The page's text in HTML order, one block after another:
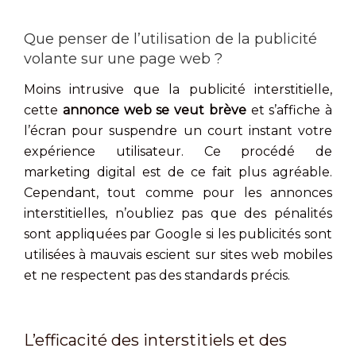
Que penser de l’utilisation de la publicité
volante sur une page web ?
Moins intrusive que la publicité interstitielle,
cette annonce web se veut brèveet s’affiche à
l’écran pour suspendre un court instant votre
expérience utilisateur. Ce procédé de
marketing digital est de ce fait plus agréable.
Cependant, tout comme pour les annonces
interstitielles, n’oubliez pas que des pénalités
sont appliquées par Google si les publicités sont
utilisées à mauvais escient sur sites web mobiles
et ne respectent pas des standards précis.
L’efficacité des interstitiels et des